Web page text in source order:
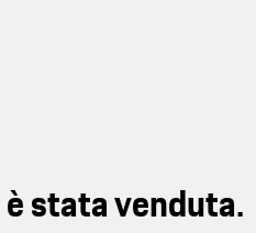
stata venduta.